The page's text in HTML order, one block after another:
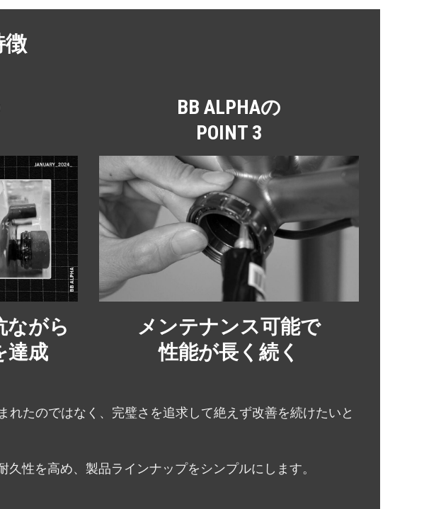
徴
ながら
達成
BB ALPHAの
POINT 3
メンテナンス可能で
性能が長く続く
れたのではなく、完璧さを追求して絶えず改善を続けたいと
久性を高め、製品ラインナップをシンプルにします。